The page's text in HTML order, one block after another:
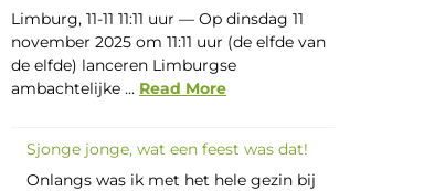
Limburg, 11-11 11:11 uur — Op dinsdag 11
november 2025 om 11:11 uur (de elfde van
de elfde) lanceren Limburgse
ambachtelijke ... Read More
Sjonge jonge, wat een feest was dat!
Onlangs was ik met het hele gezin bij